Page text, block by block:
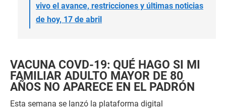
vivo el avance, restricciones y últimas noticias
de hoy, 17 de abril
VACUNA COVD-19: QUÉ HAGO SI MI
FAMILIAR ADULTO MAYOR DE 80
AÑOS NO APARECE EN EL PADRÓN
Esta semana se lanzó la plataforma digital